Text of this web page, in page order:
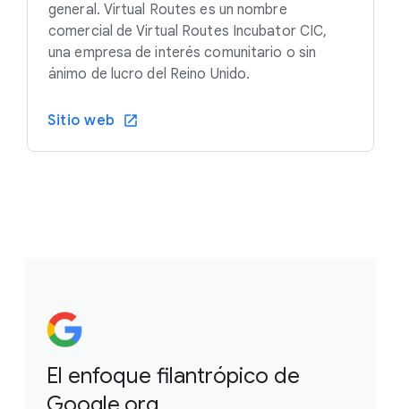
general. Virtual Routes es un nombre
comercial de Virtual Routes Incubator CIC,
una empresa de interés comunitario o sin
ánimo de lucro del Reino Unido.
Sitio web
El enfoque filantrópico de